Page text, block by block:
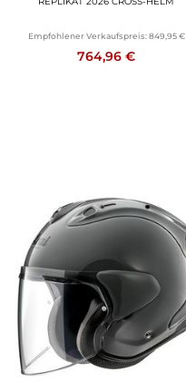
Empfohlener Verkaufspreis: 849,95 €
764,96 €